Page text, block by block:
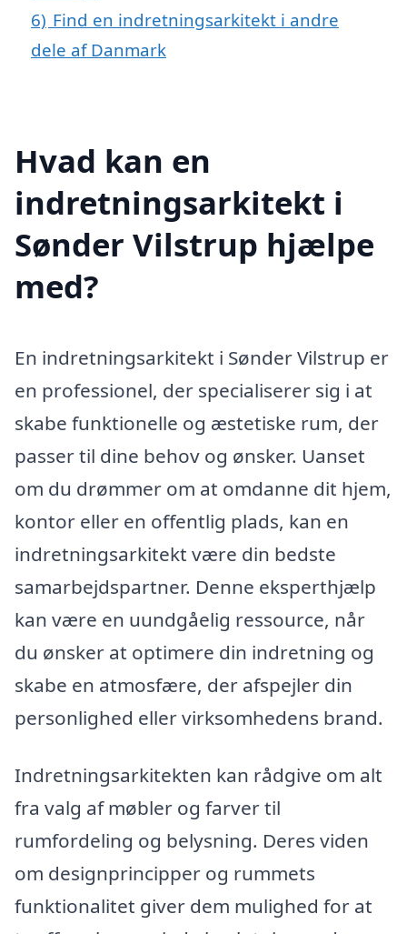
6) Find en indretningsarkitekt i andre
dele af Danmark
Hvad kan en
indretningsarkitekt i
Sønder Vilstrup hjælpe
med?
En indretningsarkitekt i Sønder Vilstrup er
en professionel, der specialiserer sig i at
skabe funktionelle og æstetiske rum, der
passer til dine behov og ønsker. Uanset
om du drømmer om at omdanne dit hjem,
kontor eller en offentlig plads, kan en
indretningsarkitekt være din bedste
samarbejdspartner. Denne eksperthjælp
kan være en uundgåelig ressource, når
du ønsker at optimere din indretning og
skabe en atmosfære, der afspejler din
personlighed eller virksomhedens brand.
Indretningsarkitekten kan rådgive om alt
fra valg af møbler og farver til
rumfordeling og belysning. Deres viden
om designprincipper og rummets
funktionalitet giver dem mulighed for at